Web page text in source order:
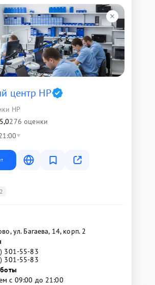
центр HP
HP
5,0276 оценки
ул. Багаева, 14, корп. 2
301-55-83
301-55-83
с 09:00 до 21:00